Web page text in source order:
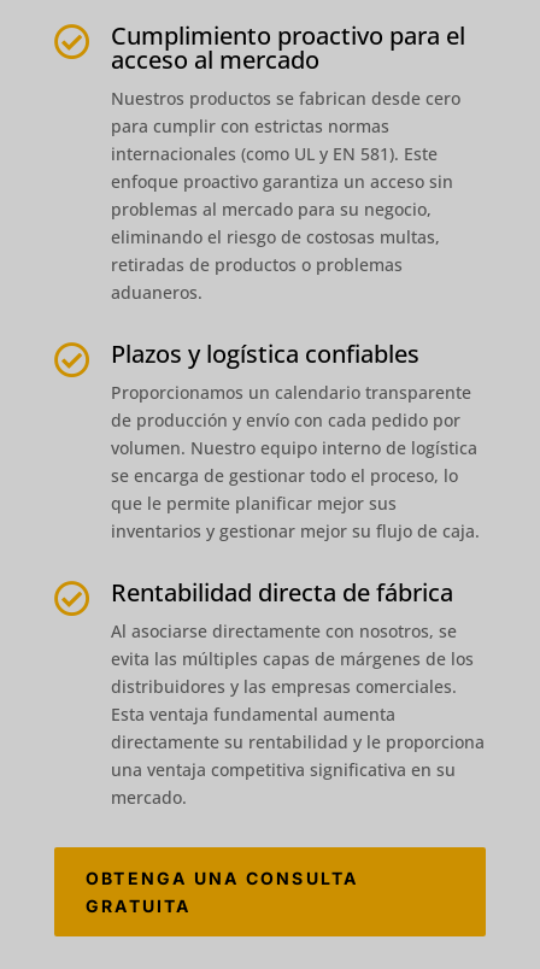
 Cumplimiento proactivo para el
acceso al mercado
Nuestros productos se fabrican desde cero
para cumplir con estrictas normas
internacionales (como UL y EN 581). Este
enfoque proactivo garantiza un acceso sin
problemas al mercado para su negocio,
eliminando el riesgo de costosas multas,
retiradas de productos o problemas
aduaneros.
 Plazos y logística confiables
Proporcionamos un calendario transparente
de producción y envío con cada pedido por
volumen. Nuestro equipo interno de logística
se encarga de gestionar todo el proceso, lo
que le permite planificar mejor sus
inventarios y gestionar mejor su flujo de caja.
 Rentabilidad directa de fábrica
Al asociarse directamente con nosotros, se
evita las múltiples capas de márgenes de los
distribuidores y las empresas comerciales.
Esta ventaja fundamental aumenta
directamente su rentabilidad y le proporciona
una ventaja competitiva significativa en su
mercado.
OBTENGA UNA CONSULTA
GRATUITA